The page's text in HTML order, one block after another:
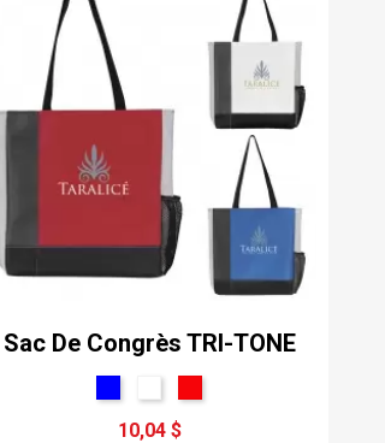
Sac De Congrès TRI-TONE
10,04 $